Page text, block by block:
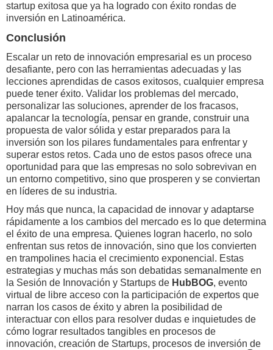
startup exitosa que ya ha logrado con éxito rondas de
inversión en Latinoamérica.
Conclusión
Escalar un reto de innovación empresarial es un proceso
desafiante, pero con las herramientas adecuadas y las
lecciones aprendidas de casos exitosos, cualquier empresa
puede tener éxito. Validar los problemas del mercado,
personalizar las soluciones, aprender de los fracasos,
apalancar la tecnología, pensar en grande, construir una
propuesta de valor sólida y estar preparados para la
inversión son los pilares fundamentales para enfrentar y
superar estos retos. Cada uno de estos pasos ofrece una
oportunidad para que las empresas no solo sobrevivan en
un entorno competitivo, sino que prosperen y se conviertan
en líderes de su industria.
Hoy más que nunca, la capacidad de innovar y adaptarse
rápidamente a los cambios del mercado es lo que determina
el éxito de una empresa. Quienes logran hacerlo, no solo
enfrentan sus retos de innovación, sino que los convierten
en trampolines hacia el crecimiento exponencial. Estas
estrategias y muchas más son debatidas semanalmente en
la Sesión de Innovación y Startups de HubBOG, evento
virtual de libre acceso con la participación de expertos que
narran los casos de éxito y abren la posibilidad de
interactuar con ellos para resolver dudas e inquietudes de
cómo lograr resultados tangibles en procesos de
innovación, creación de Startups, procesos de inversión de